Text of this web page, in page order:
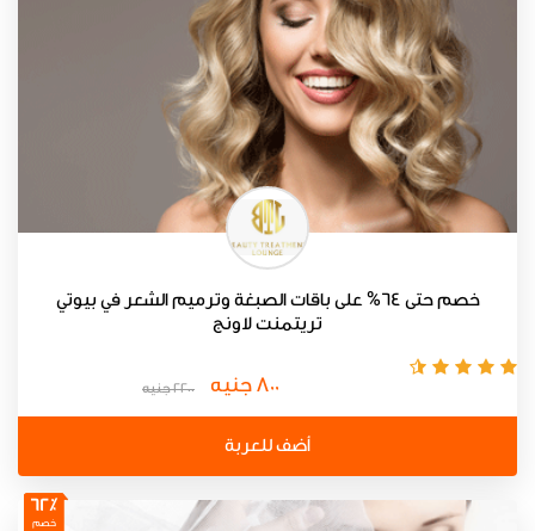
خصم حتى 64% على باقات الصبغة وترميم الشعر في بيوتي
تريتمنت لاونج
800 جنيه 2200 جنيه
أضف للعربة
62٪
خصم